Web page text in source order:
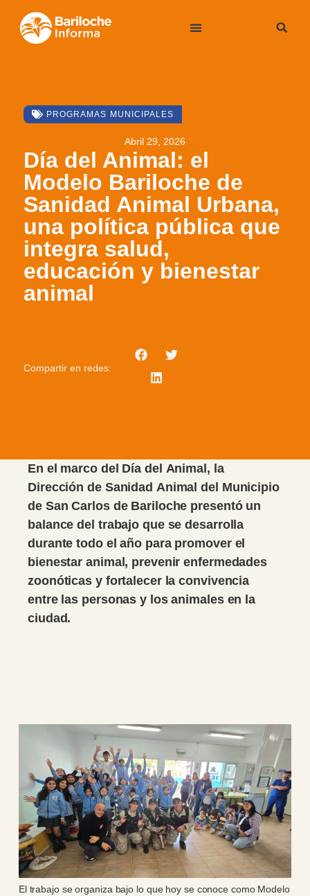
PROGRAMAS MUNICIPALES
Abril 29, 2026
Día del Animal: el
Modelo Bariloche de
Sanidad Animal Urbana,
una política pública que
integra salud,
educación y bienestar
animal
Compartir en redes:
En el marco del Día del Animal, la
Dirección de Sanidad Animal del Municipio
de San Carlos de Bariloche presentó un
balance del trabajo que se desarrolla
durante todo el año para promover el
bienestar animal, prevenir enfermedades
zoonóticas y fortalecer la convivencia
entre las personas y los animales en la
ciudad.
El trabajo se organiza bajo lo que hoy se conoce como Modelo